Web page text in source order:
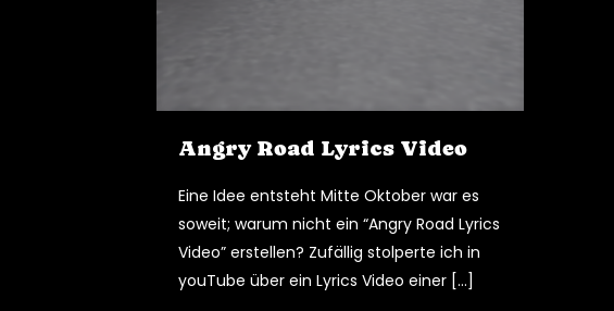
Angry Road Lyrics Video
Eine Idee entsteht Mitte Oktober war es
soweit; warum nicht ein “Angry Road Lyrics
Video” erstellen? Zufällig stolperte ich in
youTube über ein Lyrics Video einer[…]